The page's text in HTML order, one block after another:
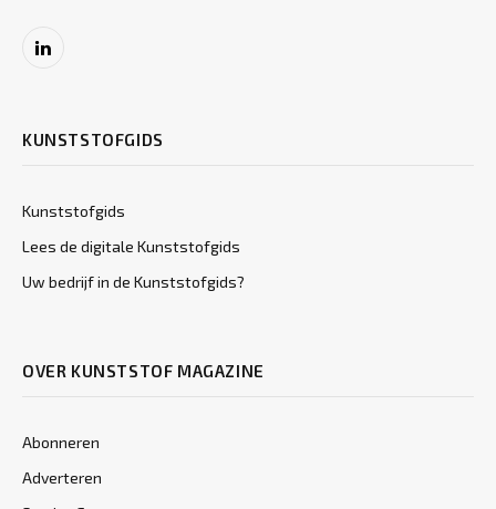
LinkedIn
KUNSTSTOFGIDS
Kunststofgids
Lees de digitale Kunststofgids
Uw bedrijf in de Kunststofgids?
OVER KUNSTSTOF MAGAZINE
Abonneren
Adverteren